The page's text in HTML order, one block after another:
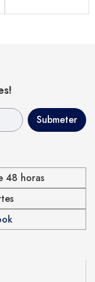
48 horas